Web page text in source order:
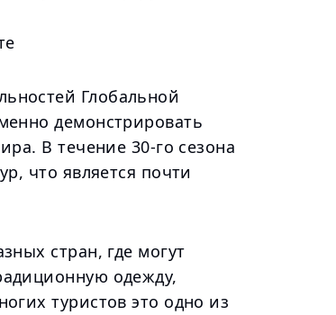
Глобальной
демонстрировать
В течение 30-го сезона
что является почти
стран, где могут
одежду,
туристов это одно из